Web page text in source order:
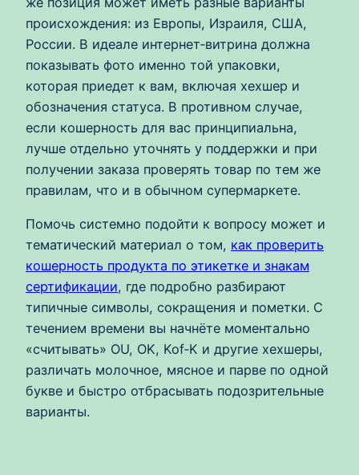
происхождения: из Европы, Израиля, США,
России. В идеале интернет‑витрина должна
показывать фото именно той упаковки,
которая приедет к вам, включая хехшер и
обозначения статуса. В противном случае,
если кошерность для вас принципиальна,
лучше отдельно уточнять у поддержки и при
получении заказа проверять товар по тем же
правилам, что и в обычном супермаркете.
Помочь системно подойти к вопросу может и
тематический материал о том, как проверить
кошерность продукта по этикетке и знакам
сертификации, где подробно разбирают
типичные символы, сокращения и пометки. С
течением времени вы начнёте моментально
«считывать» OU, OK, Kof‑K и другие хехшеры,
различать молочное, мясное и парве по одной
букве и быстро отбрасывать подозрительные
варианты.